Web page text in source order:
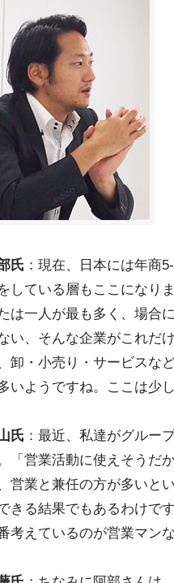
氏 ：現在、日本には年商
している層もここになり
は一人が最も多く、場合
い、そんな企業がこれだ
卸・小売り・サービスな
いようですね。ここは少
氏 ：最近、私達がグルー
「営業活動に使えそうだ
営業と兼任の方が多いと
きる結果でもあるわけで
考えているのが営業マン